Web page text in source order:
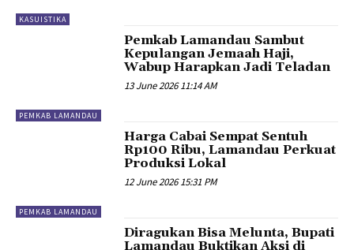
KASUISTIKA
PEMKAB LAMANDAU
Pemkab Lamandau Sambut
Kepulangan Jemaah Haji,
Wabup Harapkan Jadi Teladan
13 June 2026 11:14 AM
PEMKAB LAMANDAU
Harga Cabai Sempat Sentuh
Rp100 Ribu, Lamandau Perkuat
Produksi Lokal
12 June 2026 15:31 PM
Diragukan Bisa Melunta, Bupati
Lamandau Buktikan Aksi di